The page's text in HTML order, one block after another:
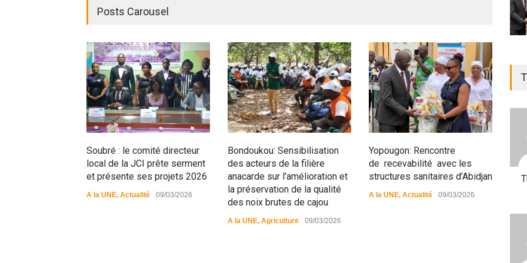
Posts Carousel
Soubré : le comité directeur
local de la JCI prête serment
et présente ses projets 2026
A la UNE, Actualité 09/03/2026
Bondoukou: Sensibilisation
des acteurs de la filière
anacarde sur l'amélioration et
la préservation de la qualité
des noix brutes de cajou
A la UNE, Agriculture 09/03/2026
Yopougon: Rencontre
de recevabilité avec les
structures sanitaires d’Abidjan
A la UNE, Actualité 09/03/2026